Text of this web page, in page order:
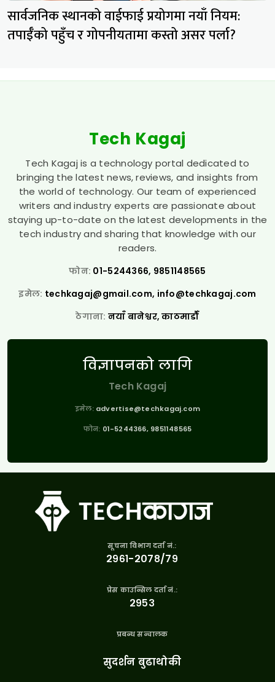
सार्वजनिक स्थानको वाईफाई प्रयोगमा नयाँ नियम:
तपाईँको पहुँच र गोपनीयतामा कस्तो असर पर्ला?
Tech Kagaj
Tech Kagaj is a technology portal dedicated to
bringing the latest news, reviews, and insights from
the world of technology. Our team of experienced
writers and industry experts are passionate about
staying up-to-date on the latest developments in the
tech industry and sharing that knowledge with our
readers.
फोन: 01-5244366, 9851148565
इमेल: techkagaj@gmail.com, info@techkagaj.com
ठेगाना: नयाँ बानेश्वर, काठमाडौँ
विज्ञापनको लागि
Tech Kagaj
इमेल: advertise@techkagaj.com
फोन: 01-5244366, 9851148565
सूचना विभाग दर्ता नं.:
२९६१-२०७८/७९
प्रेस काउन्सिल दर्ता नं.:
२९५३
प्रबन्ध सन्चालक
सुदर्शन बुढाथोकी